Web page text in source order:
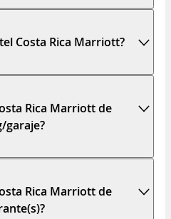
Costa Rica Marriott?
Rica Marriott de
garaje?
Rica Marriott de